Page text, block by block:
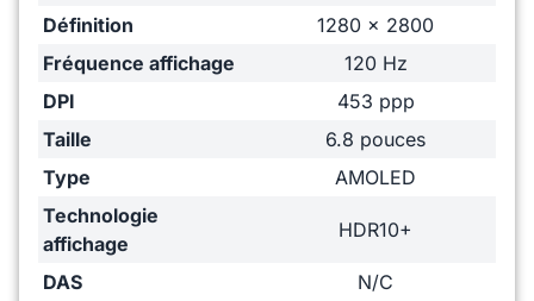
Définition
1280 x 2800
Fréquence affichage
120 Hz
DPI
453 ppp
Taille
6.8 pouces
Type
AMOLED
Technologie
affichage
HDR10+
DAS N/C